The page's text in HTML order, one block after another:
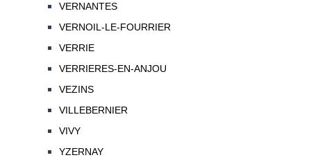
VERNANTES
VERNOIL-LE-FOURRIER
VERRIE
VERRIERES-EN-ANJOU
VEZINS
VILLEBERNIER
VIVY
YZERNAY